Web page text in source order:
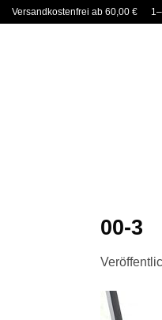
ZumVersandkostenfrei ab 60,00 €
00-3